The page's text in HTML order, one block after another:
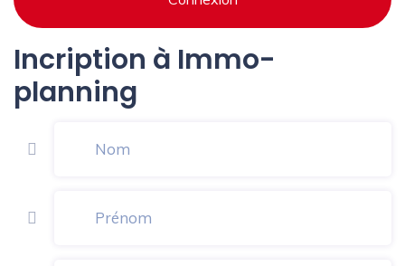
Incription à Immo-
planning